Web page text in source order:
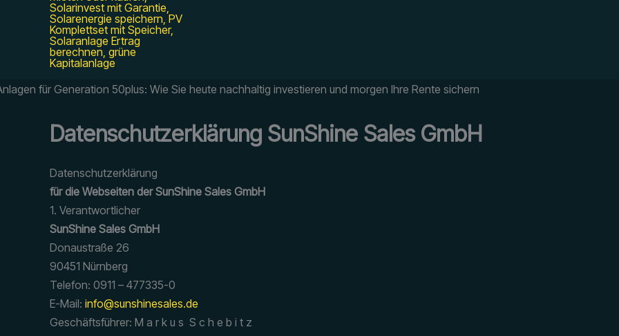
Datenschutzerklärung SunShine Sales GmbH
Datenschutzerklärung
für die Webseiten der SunShine Sales GmbH
1. Verantwortlicher
SunShine Sales GmbH
Donaustraße 26
90451 Nürnberg
Telefon: 0911 – 477335-0
E-Mail: info@sunshinesales.de
Geschäftsführer: M a r k u s S c h e b i t z